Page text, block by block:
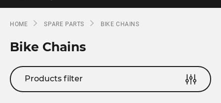
HOME SPARE PARTS BIKE CHAINS
Bike Chains
Products filter